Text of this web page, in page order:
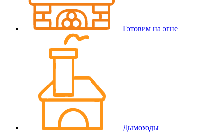
Готовим на огне
Дымоходы